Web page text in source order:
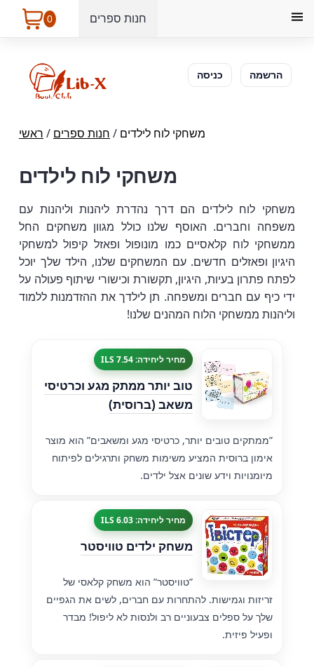
0 חנות ספרים
כניסה הרשמה
ראשי / חנות ספרים / משחקי לוח לילדים
משחקי לוח לילדים
משחקי לוח לילדים הם דרך נהדרת ליהנות וליהנות עם
משפחה וחברים. האוסף שלנו כולל מגוון משחקים החל
ממשחקי לוח קלאסיים כמו מונופול ופאזל קיפול למשחקי
היגיון ופאזלים חדשים. עם המשחקים שלנו, הילד שלך יוכל
לפתח פתרון בעיות, היגיון, תקשורת וכישורי שיתוף פעולה על
ידי כיף עם חברים ומשפחה. תן לילדך את ההזדמנות ללמוד
וליהנות ממשחקי הלוח המהנים שלנו!
מחיר ליחידה: 7.54 ILS
טוב יותר ממתק מגע וכרטיסי
משאב (ברוסית)
”ממתקים טובים יותר, כרטיסי מגע ומשאבים” הוא מוצר
אימון ברוסית המציע משימות משחק ותרגילים לפיתוח
מיומנויות וידע שונים אצל ילדים.
מחיר ליחידה: 6.03 ILS
משחק ילדים טוויסטר
”טוויסטר” הוא משחק קלאסי של
זריזות וגמישות. להתחרות עם חברים, לשים את הגפיים
שלך על ספלים צבעוניים רב ולנסות לא ליפול! מבדר
ופעיל פיזית.